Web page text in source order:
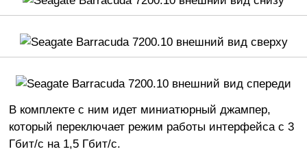
В комплекте с ним идет миниатюрный джампер,
который переключает режим работы интерфейса с 3
Гбит/с на 1,5 Гбит/с.